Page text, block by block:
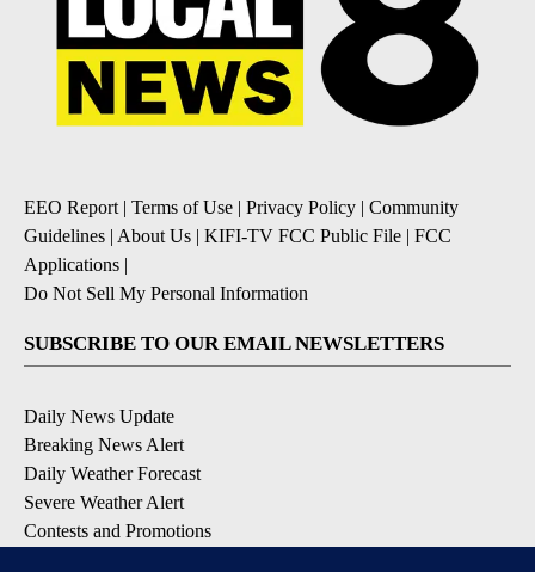
EEO Report | Terms of Use | Privacy Policy | Community
Guidelines | About Us | KIFI-TV FCC Public File | FCC
Applications |
Do Not Sell My Personal Information
SUBSCRIBE TO OUR EMAIL NEWSLETTERS
Daily News Update
Breaking News Alert
Daily Weather Forecast
Severe Weather Alert
Contests and Promotions